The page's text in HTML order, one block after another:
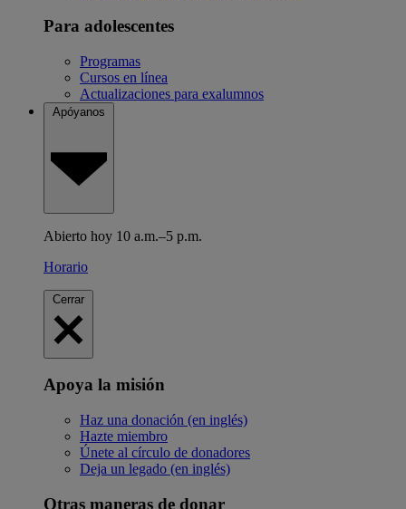
Para adolescentes
Programas
Cursos en línea
Actualizaciones para exalumnos
Apóyanos
Abierto hoy 10 a.m.–5 p.m.
Horario
Cerrar
Apoya la misión
Haz una donación (en inglés)
Hazte miembro
Únete al círculo de donadores
Deja un legado (en inglés)
Otras maneras de donar